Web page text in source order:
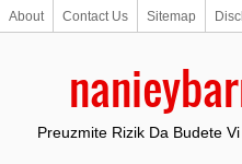
About Contact Us Sitemap
Preuzmite Rizik Da Budete